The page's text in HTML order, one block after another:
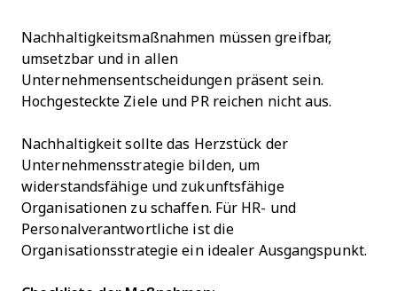
Nachhaltigkeitsmaßnahmen müssen greifbar,
umsetzbar und in allen
Unternehmensentscheidungen präsent sein.
Hochgesteckte Ziele und PR reichen nicht aus.
Nachhaltigkeit sollte das Herzstück der
Unternehmensstrategie bilden, um
widerstandsfähige und zukunftsfähige
Organisationen zu schaffen. Für HR- und
Personalverantwortliche ist die
Organisationsstrategie ein idealer Ausgangspunkt.